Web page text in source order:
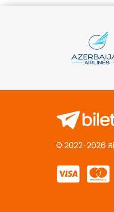
© 2022-2026